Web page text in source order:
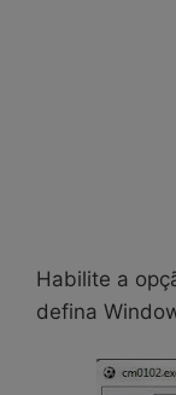
Habilite a
defina